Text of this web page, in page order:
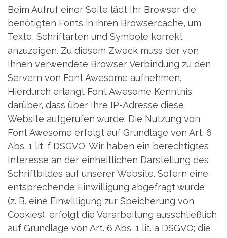
Beim Aufruf einer Seite lädt Ihr Browser die
benötigten Fonts in ihren Browsercache, um
Texte, Schriftarten und Symbole korrekt
anzuzeigen. Zu diesem Zweck muss der von
Ihnen verwendete Browser Verbindung zu den
Servern von Font Awesome aufnehmen.
Hierdurch erlangt Font Awesome Kenntnis
darüber, dass über Ihre IP-Adresse diese
Website aufgerufen wurde. Die Nutzung von
Font Awesome erfolgt auf Grundlage von Art. 6
Abs. 1 lit. f DSGVO. Wir haben ein berechtigtes
Interesse an der einheitlichen Darstellung des
Schriftbildes auf unserer Website. Sofern eine
entsprechende Einwilligung abgefragt wurde
(z. B. eine Einwilligung zur Speicherung von
Cookies), erfolgt die Verarbeitung ausschließlich
auf Grundlage von Art. 6 Abs. 1 lit. a DSGVO; die